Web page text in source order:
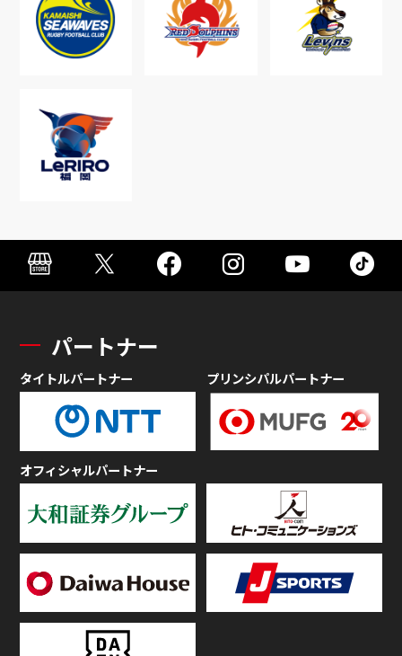
パートナー
タイトルパートナー プリンシパルパートナー
オフィシャルパートナー